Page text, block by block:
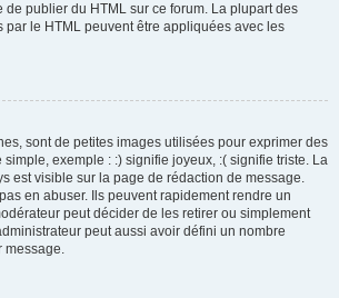
de publier du HTML sur ce forum. La plupart des
par le HTML peuvent être appliquées avec les
sont de petites images utilisées pour exprimer des
exemple : :) signifie joyeux, :( signifie triste. La
est visible sur la page de rédaction de message.
en abuser. Ils peuvent rapidement rendre un
peut décider de les retirer ou simplement
peut aussi avoir défini un nombre
message.